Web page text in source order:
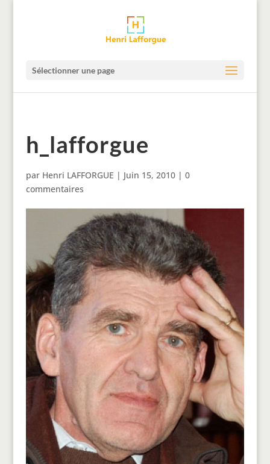
Sélectionner une page
h_lafforgue
par Henri LAFFORGUE | Juin 15, 2010| 0
commentaires